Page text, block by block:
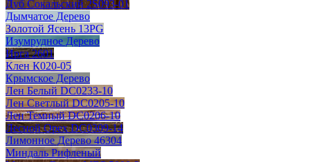
Дуб Сокальский 2S093-01
Дымчатое Дерево
Золотой Ясень 13PG
Изумрудное Дерево
Ирга 2601
Клен К020-05
Крымское Дерево
Лен Белый DC0233-10
Лен Светлый DC0205-10
Лен Темный DC0206-10
Лесной Орех DC0309-14
Лимонное Дерево 46304
Миндаль Рифленый